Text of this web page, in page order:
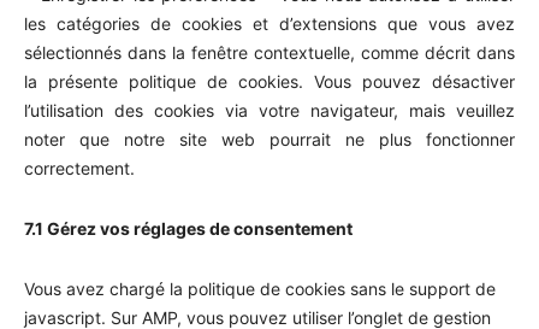
les catégories de cookies et d’extensions que vous avez
sélectionnés dans la fenêtre contextuelle, comme décrit dans
la présente politique de cookies. Vous pouvez désactiver
l’utilisation des cookies via votre navigateur, mais veuillez
noter que notre site web pourrait ne plus fonctionner
correctement.
7.1 Gérez vos réglages de consentement
Vous avez chargé la politique de cookies sans le support de
javascript. Sur AMP, vous pouvez utiliser l’onglet de gestion